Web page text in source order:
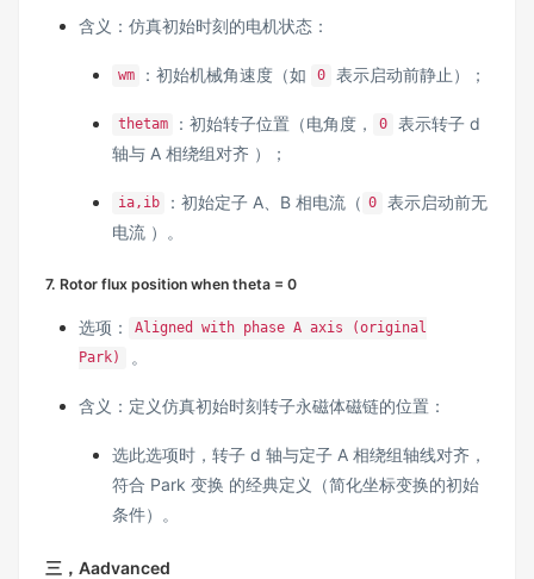
含义：仿真初始时刻的电机状态：
wm ：初始机械角速度（如 0 表示启动前静止）；
thetam ：初始转子位置（电角度， 0
表示转子 d
轴与 A 相绕组对齐 ）；
ia,ib ：初始定子 A、B 相电流（ 0
表示启动前无
电流 ）。
7. Rotor flux position when theta = 0
选项：
Aligned with phase A axis (original
Park)
。
含义：定义仿真初始时刻转子永磁体磁链的位置：
选此选项时，转子 d 轴与定子 A 相绕组轴线对齐，
符合 Park 变换 的经典定义（简化坐标变换的初始
条件）。
三，Aadvanced